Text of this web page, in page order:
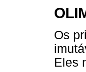
Os
Eles